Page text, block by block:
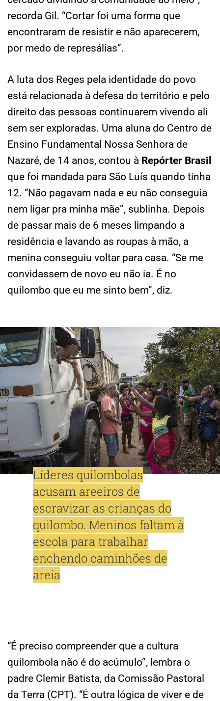
recorda Gil. “Cortar foi uma forma que
encontraram de resistir e não aparecerem,
por medo de represálias”.
A luta dos Reges pela identidade do povo
está relacionada à defesa do território e pelo
direito das pessoas continuarem vivendo ali
sem ser exploradas. Uma aluna do Centro de
Ensino Fundamental Nossa Senhora de
Nazaré, de 14 anos, contou à Repórter Brasil
que foi mandada para São Luís quando tinha
12. “Não pagavam nada e eu não conseguia
nem ligar pra minha mãe”, sublinha. Depois
de passar mais de 6 meses limpando a
residência e lavando as roupas à mão, a
menina conseguiu voltar para casa. “Se me
convidassem de novo eu não ia. É no
quilombo que eu me sinto bem”, diz.
Líderes quilombolas
acusam areeiros de
escravizar as crianças do
quilombo. Meninos faltam à
escola para trabalhar
enchendo caminhões de
areia
“É preciso compreender que a cultura
quilombola não é do acúmulo”, lembra o
padre Clemir Batista, da Comissão Pastoral
da Terra (CPT). “É outra lógica de viver e de